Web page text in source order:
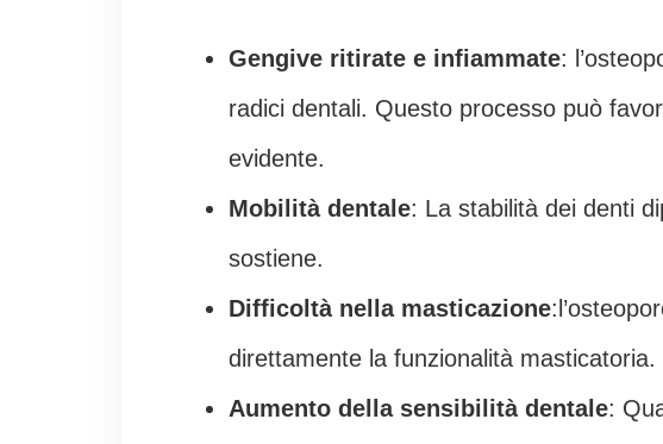
Gengive ritirate e infiammate:
radici dentali. Questo processo può
evidente.
Mobilità dentale: La stabilità dei denti
sostiene.
Difficoltà nella masticazione
direttamente la funzionalità masticatoria.
Aumento della sensibilità dentale: